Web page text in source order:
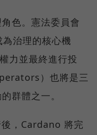
色。憲法委員會
治理的核心機
力並最終進行投
）也將是三
群體之一。
，Cardano 將完